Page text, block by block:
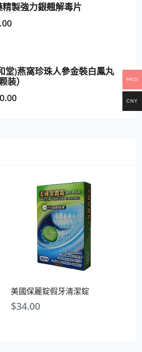
精製強力銀翹解毒片
堂)燕窩珍珠人參金裝白鳳丸
装）
美國保麗錠假牙清潔錠
$34.00
HKD
CNY